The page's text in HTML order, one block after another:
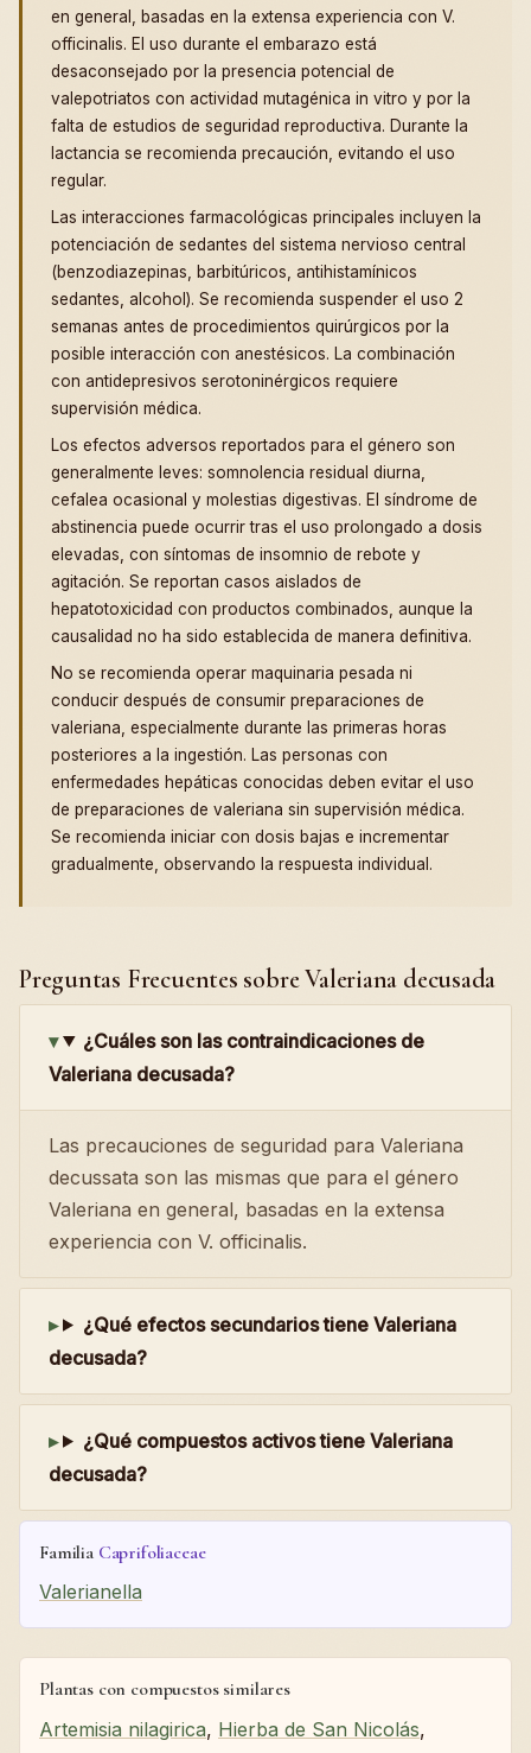
en general, basadas en la extensa experiencia con V.
officinalis. El uso durante el embarazo está
desaconsejado por la presencia potencial de
valepotriatos con actividad mutagénica in vitro y por la
falta de estudios de seguridad reproductiva. Durante la
lactancia se recomienda precaución, evitando el uso
regular.
Las interacciones farmacológicas principales incluyen la
potenciación de sedantes del sistema nervioso central
(benzodiazepinas, barbitúricos, antihistamínicos
sedantes, alcohol). Se recomienda suspender el uso 2
semanas antes de procedimientos quirúrgicos por la
posible interacción con anestésicos. La combinación
con antidepresivos serotoninérgicos requiere
supervisión médica.
Los efectos adversos reportados para el género son
generalmente leves: somnolencia residual diurna,
cefalea ocasional y molestias digestivas. El síndrome de
abstinencia puede ocurrir tras el uso prolongado a dosis
elevadas, con síntomas de insomnio de rebote y
agitación. Se reportan casos aislados de
hepatotoxicidad con productos combinados, aunque la
causalidad no ha sido establecida de manera definitiva.
No se recomienda operar maquinaria pesada ni
conducir después de consumir preparaciones de
valeriana, especialmente durante las primeras horas
posteriores a la ingestión. Las personas con
enfermedades hepáticas conocidas deben evitar el uso
de preparaciones de valeriana sin supervisión médica.
Se recomienda iniciar con dosis bajas e incrementar
gradualmente, observando la respuesta individual.
Preguntas Frecuentes sobre Valeriana decusada
¿Cuáles son las contraindicaciones de
Valeriana decusada?
Las precauciones de seguridad para Valeriana
decussata son las mismas que para el género
Valeriana en general, basadas en la extensa
experiencia con V. officinalis.
¿Qué efectos secundarios tiene Valeriana
decusada?
¿Qué compuestos activos tiene Valeriana
decusada?
Familia Caprifoliaceae
Valerianella
Plantas con compuestos similares
Artemisia nilagirica, Hierba de San Nicolás,